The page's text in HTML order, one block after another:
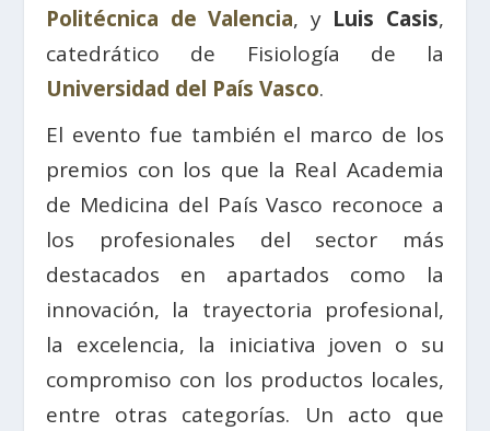
Politécnica de Valencia, y Luis Casis,
catedrático de Fisiología de la
Universidad del País Vasco.
El evento fue también el marco de los
premios con los que la Real Academia
de Medicina del País Vasco reconoce a
los profesionales del sector más
destacados en apartados como la
innovación, la trayectoria profesional,
la excelencia, la iniciativa joven o su
compromiso con los productos locales,
entre otras categorías. Un acto que